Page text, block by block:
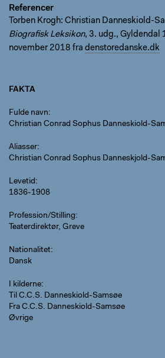
Referencer
Torben Krogh: Christian Danneskiold-
Biografisk Leksikon, 3. udg., Gyldendal
november 2018 fra denstoredanske.dk
FAKTA
Fulde navn
Christian Conrad Sophus Danneskiold-
Aliasser
Christian Conrad Sophus Danneskjold-
Levetid
1836-1908
Profession/Stilling
Teaterdirektør, Greve
Nationalitet
Dansk
I kilderne
Til C.C.S. Danneskiold-Samsøe
Fra C.C.S. Danneskiold-Samsøe
Øvrige